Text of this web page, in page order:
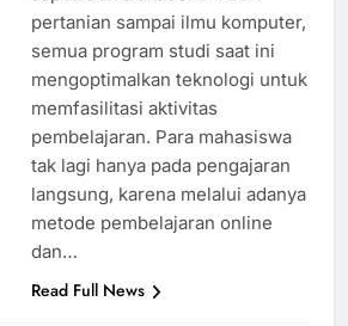
pertanian sampai ilmu komputer,
semua program studi saat ini
mengoptimalkan teknologi untuk
memfasilitasi aktivitas
pembelajaran. Para mahasiswa
tak lagi hanya pada pengajaran
langsung, karena melalui adanya
metode pembelajaran online
dan…
Read Full News